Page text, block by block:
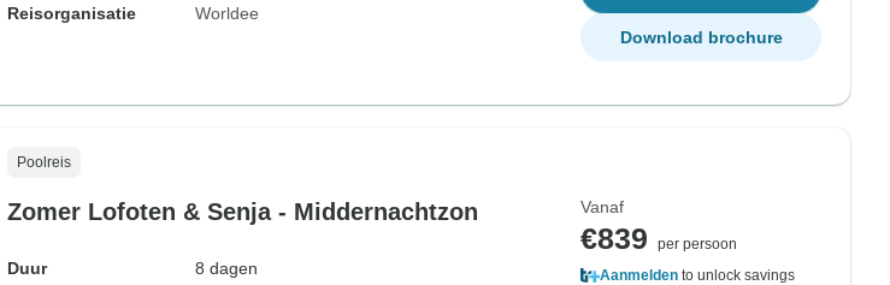
Reisorganisatie
Worldee
Download brochure
Poolreis
Zomer Lofoten & Senja - Middernachtzon
Duur
8 dagen
Vanaf
€839
per persoon
Aanmelden to unlock savings